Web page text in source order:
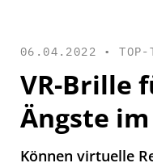
06.04.2022 •TOP-
VR-Brille
Ängste im
Können virtuelle